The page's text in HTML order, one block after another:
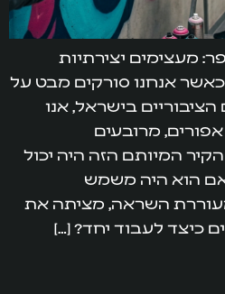
מעצימים יצירתיות
אנחנו סורקים מבט על
בישראל, אנו
אפורים, מרובעים
המיותם הזה היה יכול
אם הוא היה משמש
השראה, מציתה את
כיצד לעבוד יחד? […]